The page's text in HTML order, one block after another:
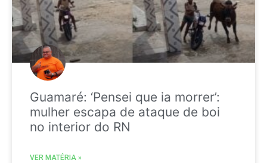
Guamaré: ‘Pensei que ia morrer’:
mulher escapa de ataque de boi
no interior do RN
VER MATÉRIA »